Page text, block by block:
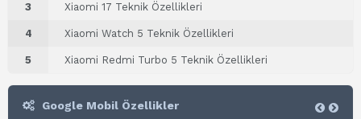
3 Xiaomi 17 Teknik Özellikleri
4 Xiaomi Watch 5 Teknik Özellikleri
5 Xiaomi Redmi Turbo 5 Teknik Özellikleri
Google Mobil Özellikler